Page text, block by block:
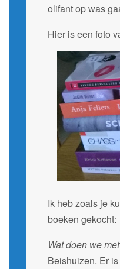
olifant op was
Hier is een foto
Ik heb zoals je
boeken gekocht:
Wat doen we
Beishuizen. Er